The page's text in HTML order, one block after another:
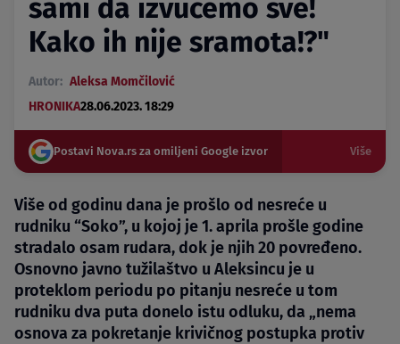
sami da izvučemo sve!
Kako ih nije sramota!?"
Autor: Aleksa Momčilović
HRONIKA28.06.2023. 18:29
Postavi Nova.rs za omiljeni Google izvor Više
Više od godinu dana je prošlo od nesreće u
rudniku “Soko”, u kojoj je 1. aprila prošle godine
stradalo osam rudara, dok je njih 20 povređeno.
Osnovno javno tužilaštvo u Aleksincu je u
proteklom periodu po pitanju nesreće u tom
rudniku dva puta donelo istu odluku, da „nema
osnova za pokretanje krivičnog postupka protiv